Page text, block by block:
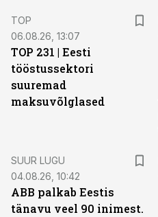
TOP
06.08.26, 13:07
TOP 231 | Eesti
tööstussektori
suuremad
maksuvõlglased
SUUR LUGU
04.08.26, 10:42
ABB palkab Eestis
tänavu veel 90 inimest.